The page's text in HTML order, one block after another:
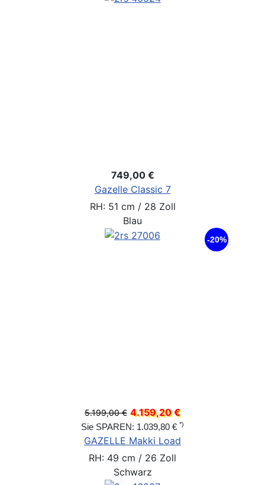
749,00 €
Gazelle Classic 7
RH: 51 cm / 28 Zoll
Blau
-20%
5.199,00 € 4.159,20 €
Sie SPAREN: 1.039,80 € *)
GAZELLE Makki Load
RH: 49 cm / 26 Zoll
Schwarz